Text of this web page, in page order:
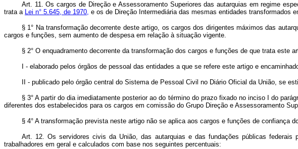
Art. 11. Os cargos de Direção e Assessoramento Superiores das autarquias em regime
trata a Lei n° 5.645, de 1970, e os de Direção Intermediária das mesmas entidades transformados
§ 1° Na transformação decorrente deste artigo, os cargos dos dirigentes máximos das
cargos e funções, sem aumento de despesa em relação à situação vigente.
§ 2° O enquadramento decorrente da transformação dos cargos e funções de que trata este
I - elaborado pelos órgãos de pessoal das entidades a que se refere este artigo e
II - publicado pelo órgão central do Sistema de Pessoal Civil no Diário Oficial da União, se
§ 3° A partir do dia imediatamente posterior ao do término do prazo fixado no inciso I do
diferentes dos estabelecidos para os cargos em comissão do Grupo Direção e Assessoramento
§ 4° A transformação prevista neste artigo não se aplica aos cargos e funções de confiança
Art. 12. Os servidores civis da União, das autarquias e das fundações públicas federais
trabalhadores em geral e calculados com base nos seguintes percentuais: